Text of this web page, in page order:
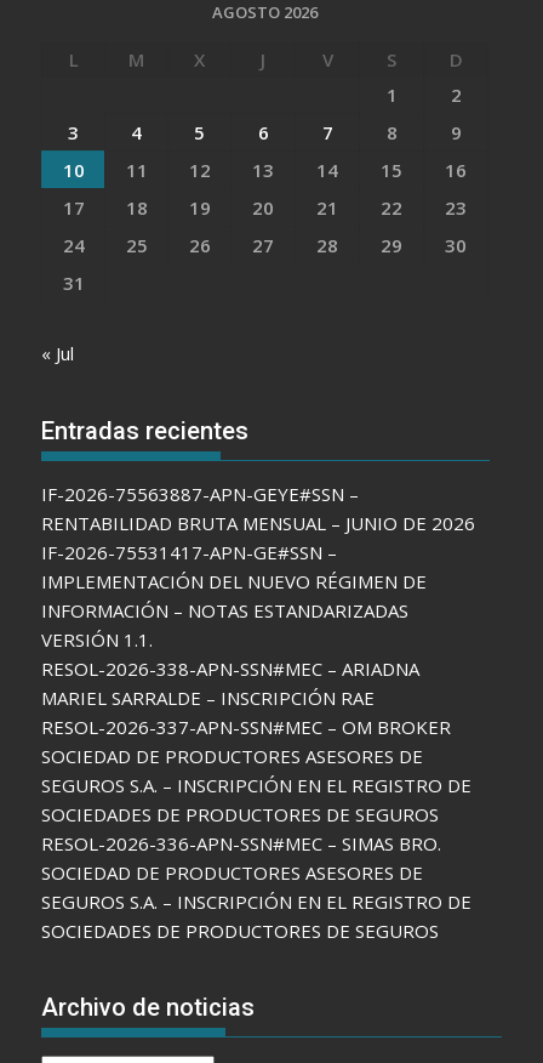
AGOSTO 2026
L M X J V S
D
1
2
3
4 5 6 7 8
9
10
11 12 13 14 15
16
17
18 19 20 21 22
23
24
25 26 27 28 29
30
31
« Jul
Entradas recientes
IF-2026-75563887-APN-GEYE#SSN –
RENTABILIDAD BRUTA MENSUAL – JUNIO DE 2026
IF-2026-75531417-APN-GE#SSN –
IMPLEMENTACIÓN DEL NUEVO RÉGIMEN DE
INFORMACIÓN – NOTAS ESTANDARIZADAS
VERSIÓN 1.1.
RESOL-2026-338-APN-SSN#MEC – ARIADNA
MARIEL SARRALDE – INSCRIPCIÓN RAE
RESOL-2026-337-APN-SSN#MEC – OM BROKER
SOCIEDAD DE PRODUCTORES ASESORES DE
SEGUROS S.A. – INSCRIPCIÓN EN EL REGISTRO DE
SOCIEDADES DE PRODUCTORES DE SEGUROS
RESOL-2026-336-APN-SSN#MEC – SIMAS BRO.
SOCIEDAD DE PRODUCTORES ASESORES DE
SEGUROS S.A. – INSCRIPCIÓN EN EL REGISTRO DE
SOCIEDADES DE PRODUCTORES DE SEGUROS
Archivo de noticias